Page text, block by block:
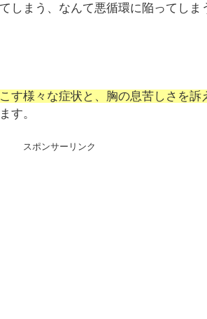
しまう、なんて悪循環に陥ってしま
す様々な症状と、胸の息苦しさを訴
す。
スポンサーリンク